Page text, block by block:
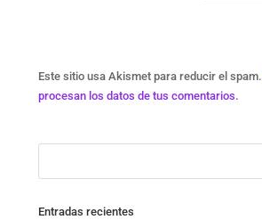
Este sitio usa Akismet para reducir el spam.
procesan los datos de tus comentarios.
Entradas recientes